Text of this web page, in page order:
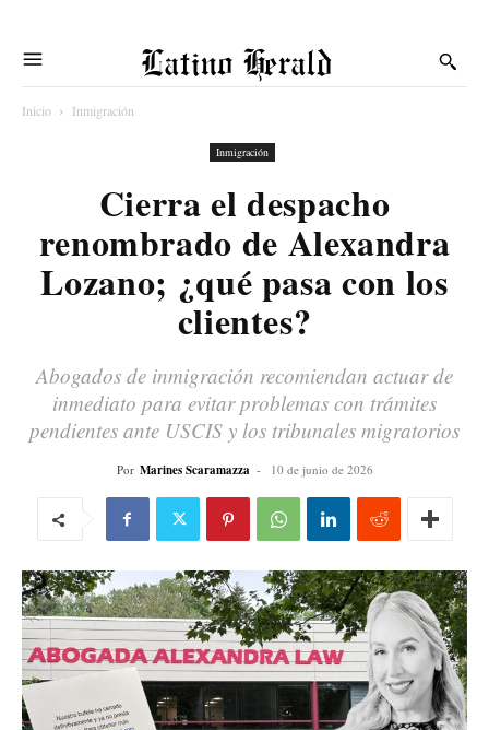
Latino Herald
Inicio Inmigración
Inmigración
Cierra el despacho
renombrado de Alexandra
Lozano; ¿qué pasa con los
clientes?
Abogados de inmigración recomiendan actuar de
inmediato para evitar problemas con trámites
pendientes ante USCIS y los tribunales migratorios
Por Marines Scaramazza - 10 de junio de 2026